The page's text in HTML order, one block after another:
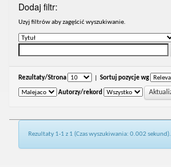
Dodaj filtr:
Uzyj filtrów aby zagęścić wyszukiwanie.
Rezultaty/Strona Sortuj pozycje wg
Autorzy/rekord
Rezultaty 1-1 z 1 (Czas wyszukiwania: 0.002 sekund).